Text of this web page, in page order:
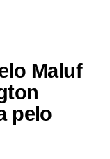
Maluf
pelo